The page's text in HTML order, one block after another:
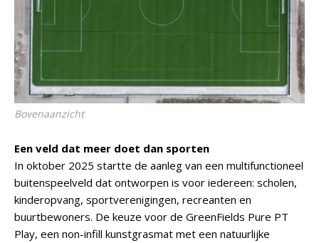
Bovenaanzicht
Een veld dat meer doet dan sporten
In oktober 2025 startte de aanleg van een multifunctioneel
buitenspeelveld dat ontworpen is voor iedereen: scholen,
kinderopvang, sportverenigingen, recreanten en
buurtbewoners. De keuze voor de GreenFields Pure PT
Play, een non-infill kunstgrasmat met een natuurlijke